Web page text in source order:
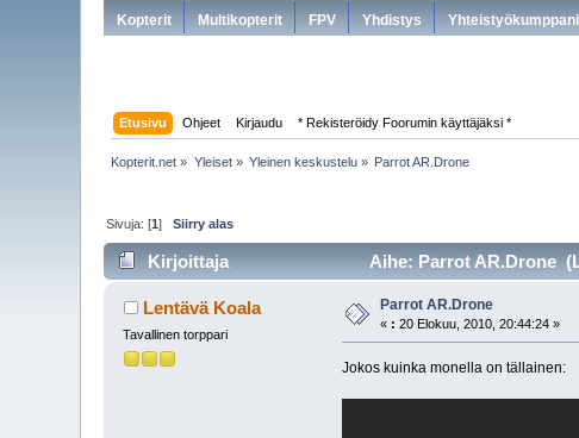
Kopterit Multikopterit FPV Yhdistys
Etusivu Ohjeet Kirjaudu * Rekisteröidy Foorumin käyttäjäksi *
Kopterit.net » Yleiset» Yleinen keskustelu » Parrot AR.Drone
Sivuja: [1]Siirry alas
Kirjoittaja Aihe: Parrot AR.Drone
Lentävä Koala
Tavallinen torppari
Parrot AR.Drone
« : 20 Elokuu, 2010, 20:44:24 »
Jokos kuinka monella on tällainen: